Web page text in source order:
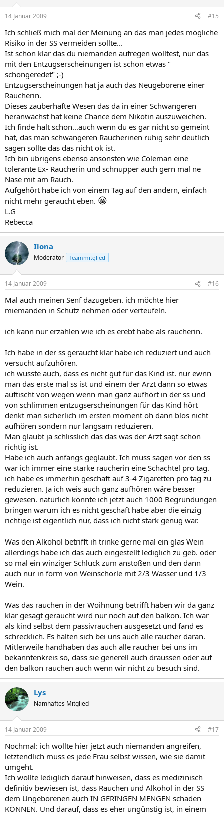
14 Januar 2009 #15
Ich schließ mich mal der Meinung an das man jedes mögliche
Risiko in der SS vermeiden sollte...
Ist schon klar das du niemanden aufregen wolltest, nur das
mit den Entzugserscheinungen ist schon etwas "
schöngeredet" ;-)
Entzugserscheinungen hat ja auch das Neugeborene einer
Raucherin.
Dieses zauberhafte Wesen das da in einer Schwangeren
heranwächst hat keine Chance dem Nikotin auszuweichen.
Ich finde halt schon...auch wenn du es gar nicht so gemeint
hat, das man schwangeren Raucherinen ruhig sehr deutlich
sagen sollte das das nicht ok ist.
Ich bin übrigens ebenso ansonsten wie Coleman eine
tolerante Ex- Raucherin und schnupper auch gern mal ne
Nase mit am Rauch.
Aufgehört habe ich von einem Tag auf den andern, einfach
nicht mehr geraucht eben. 😀
L.G
Rebecca
Ilona
Moderator Teammitglied
14 Januar 2009 #16
Mal auch meinen Senf dazugeben. ich möchte hier
miemanden in Schutz nehmen oder verteufeln.
ich kann nur erzählen wie ich es erebt habe als raucherin.
Ich habe in der ss geraucht klar habe ich reduziert und auch
versucht aufzuhören.
ich wusste auch, dass es nicht gut für das Kind ist. nur ewnn
man das erste mal ss ist und einem der Arzt dann so etwas
auftischt von wegen wenn man ganz aufhört in der ss und
von schlimmen entzugserscheinungen für das Kind hört
denkt man sicherlich im ersten moment oh dann blos nicht
aufhören sondern nur langsam reduzieren.
Man glaubt ja schlisslich das das was der Arzt sagt schon
richtig ist.
Habe ich auch anfangs geglaubt. Ich muss sagen vor den ss
war ich immer eine starke raucherin eine Schachtel pro tag.
ich habe es immerhin geschaft auf 3-4 Zigaretten pro tag zu
reduzieren. Ja ich weis auch ganz aufhören wäre besser
gewesen. natürlich könnte ich jetzt auch 1000 Begründungen
bringen warum ich es nicht geschaft habe aber die einzig
richtige ist eigentlich nur, dass ich nicht stark genug war.
Was den Alkohol betrifft ih trinke gerne mal ein glas Wein
allerdings habe ich das auch eingestellt lediglich zu geb. oder
so mal ein winziger Schluck zum anstoßen und den dann
auch nur in form von Weinschorle mit 2/3 Wasser und 1/3
Wein.
Was das rauchen in der Woihnung betrifft haben wir da ganz
klar gesagt geraucht wird nur noch auf den balkon. Ich war
als kind selbst dem passivrauchen ausgesetzt und fand es
schrecklich. Es halten sich bei uns auch alle raucher daran.
Mitlerweile handhaben das auch alle raucher bei uns im
bekanntenkreis so, dass sie generell auch draussen oder auf
den balkon rauchen auch wenn wir nicht zu besuch sind.
Lys
Namhaftes Mitglied
14 Januar 2009 #17
Nochmal: ich wollte hier jetzt auch niemanden angreifen,
letztendlich muss es jede Frau selbst wissen, wie sie damit
umgeht.
Ich wollte lediglich darauf hinweisen, dass es medizinisch
definitiv bewiesen ist, dass Rauchen und Alkohol in der SS
dem Ungeborenen auch IN GERINGEN MENGEN schaden
KÖNNEN. Und darauf, dass es eher ungünstig ist, in einem